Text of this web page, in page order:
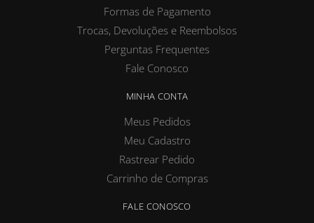
Formas de Pagamento
Trocas, Devoluções e Reembolsos
Perguntas Frequentes
Fale Conosco
MINHA CONTA
Meus Pedidos
Meu Cadastro
Rastrear Pedido
Carrinho de Compras
FALE CONOSCO